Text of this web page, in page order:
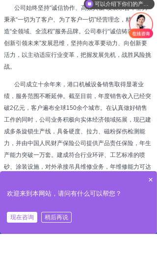
公司始终坚持“诚信协作、高效共赢”发展宗旨，全力
秉承“一切为了客户、为了客户一切”经营理念，精心打
造“全领域、全流程”服务品牌。公司奉行“诚信铸就品质，
创新引领未来”发展思维，坚持向改革要动力、向创新要
活力，以主动适应行业变革，把握发展先机，战胜风险挑
战。
公司成立十余年来，港口机械设备销售取得显著业
绩，服务范围不断延伸。截至目前，年度销售收入已经突
破2亿元，客户遍布全球150余个城市。在认真做好销售
工作的同时，公司业务积极向实体经济领域拓展，现已建
成多条旋锁生产线，具备硬度、拉力、磁粉探伤检测能
力，并由中国人民财产保险公司提供产品责任保险，年生
产能力突破一万套。建成符合行业环评、工艺标准的喷
砂、涂装设施，对外承接吊具维修业务，年维修能力可达
40余台，顺利成为上海振华重工2023—2024大修吊具年
度中标单位。
挑战，我们公司全体员工将乘势而上、只争朝夕、主动担
낀 뀵
可以介绍下你们的产品么
×
欢迎来到本网站，请问有什么可以帮您？
现在咨询 稍后再说